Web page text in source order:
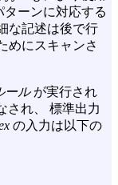
ーンに対応する
な記述は後で行
めにスキャンさ
ールが実行され
され、 標準出力
の入力は以下の